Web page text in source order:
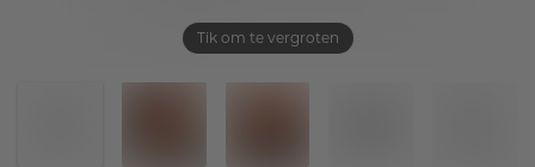
Tik om te vergroten